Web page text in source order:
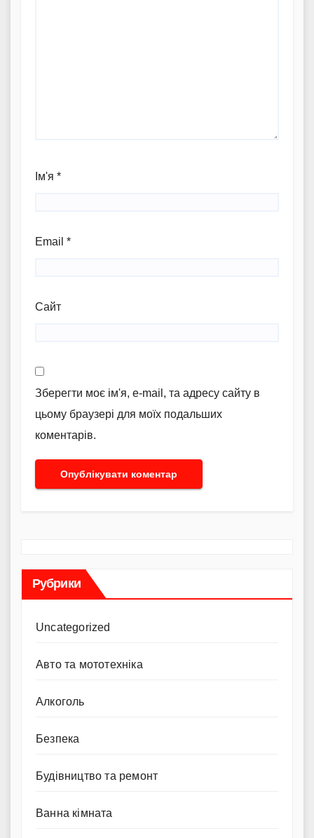
Ім'я *
Email *
Сайт
Зберегти моє ім'я, e-mail, та адресу сайту в
цьому браузері для моїх подальших
коментарів.
Рубрики
Uncategorized
Авто та мототехніка
Алкоголь
Безпека
Будівництво та ремонт
Ванна кімната